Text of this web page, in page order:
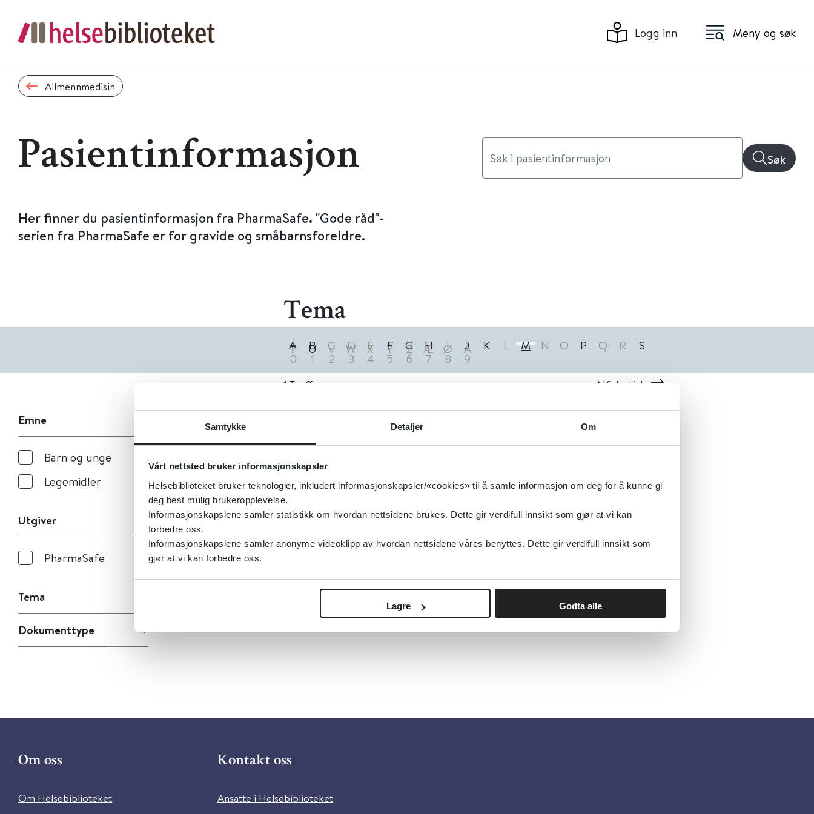
Samtykke Detaljer Om
Vårt nettsted bruker informasjonskapsler
Helsebiblioteket bruker teknologier, inkludert informasjonskapsler/«cookies» til å samle informasjon om deg for å kunne gi
deg best mulig brukeropplevelse.
Informasjonskapslene samler statistikk om hvordan nettsidene brukes. Dette gir verdifull innsikt som gjør at vi kan
forbedre oss.
Informasjonskapslene samler anonyme videoklipp av hvordan nettsidene våres benyttes. Dette gir verdifull innsikt som
gjør at vi kan forbedre oss.
Lagre Godta alle
Logg inn Meny og søk
Allmennmedisin
Pasientinformasjon Søk
Her finner du pasientinformasjon fra PharmaSafe. "Gode råd"-
serien fra PharmaSafe er for gravide og småbarnsforeldre.
Tema
A B C D E F G H I J K L M N O P Q R S
T U V W X Y Z Æ Ø Å
0 1 2 3 4 5 6 7 8 9
Emne
Barn og unge
Legemidler
Utgiver
PharmaSafe
Tema
Dokumenttype
1 Treff Alfabetisk
Om oss
Om Helsebiblioteket
Kontakt oss
Ansatte i Helsebiblioteket